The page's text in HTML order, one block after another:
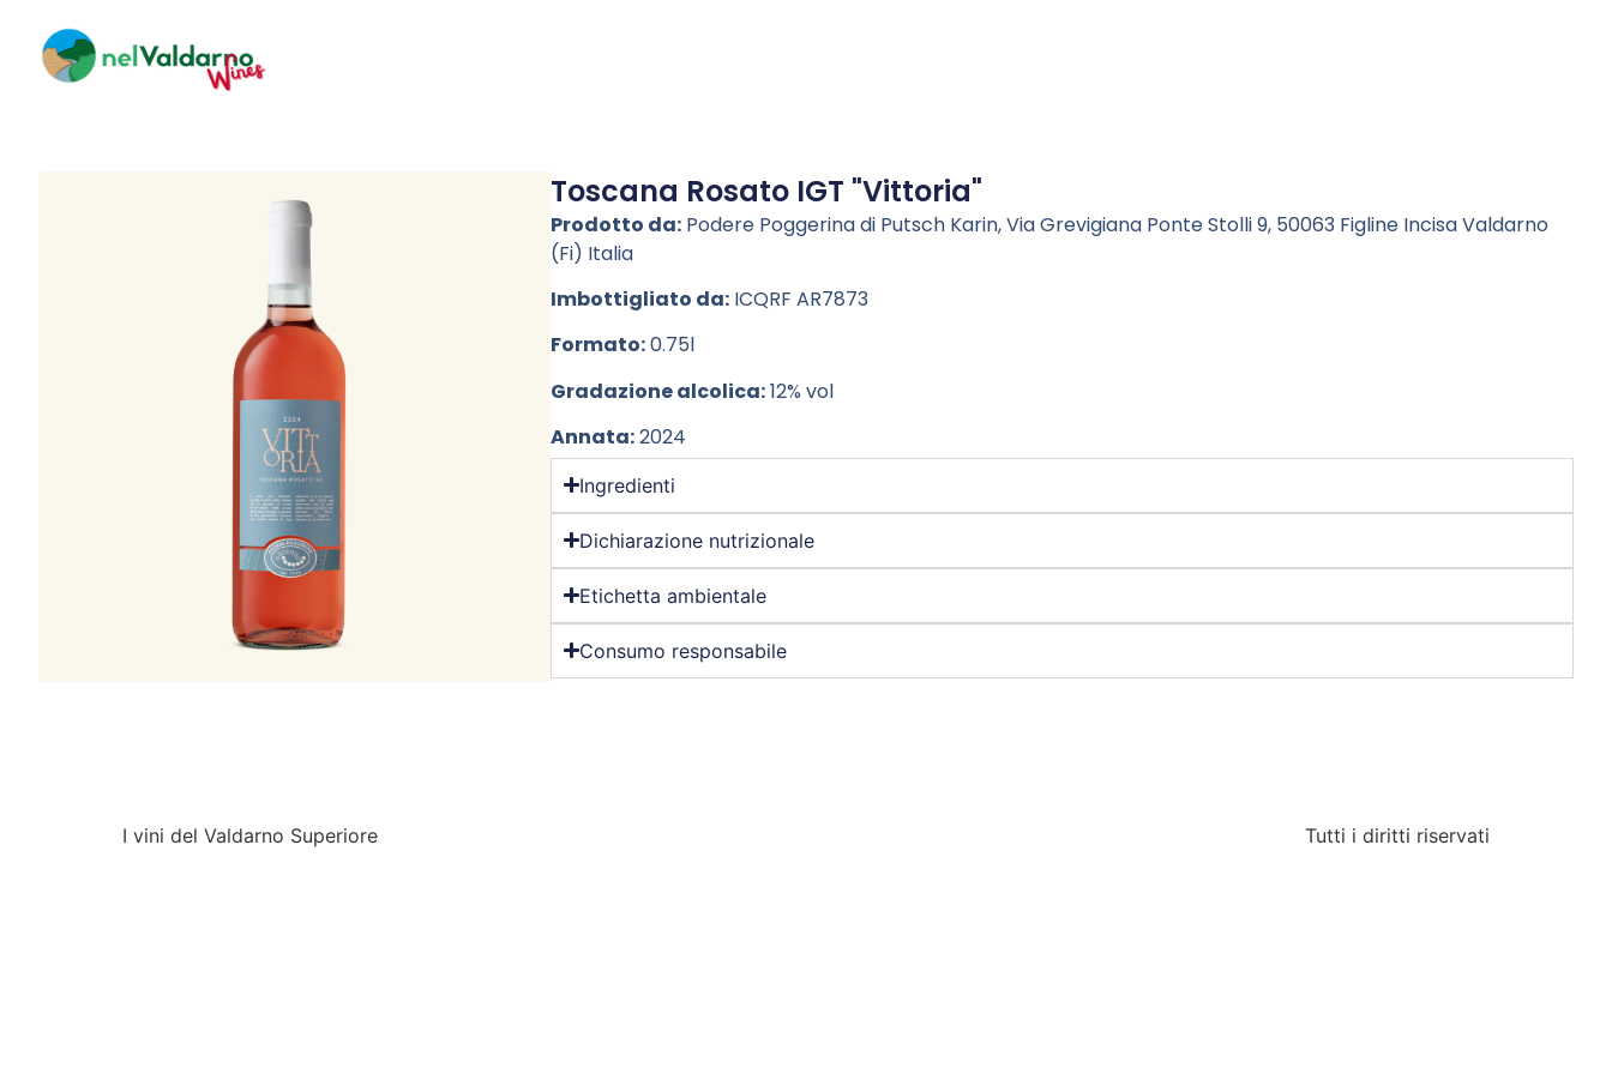
Toscana Rosato IGT "Vittoria"
Prodotto da:Podere Poggerina di Putsch Karin, Via Grevigiana Ponte Stolli 9, 50063 Figline Incisa Valdarno
(Fi) Italia
Imbottigliato da:ICQRF AR7873
Formato:0.75l
Gradazione alcolica:12% vol
Annata:2024
Ingredienti
Dichiarazione nutrizionale
Etichetta ambientale
Consumo responsabile
I vini del Valdarno Superiore Tutti i diritti riservati